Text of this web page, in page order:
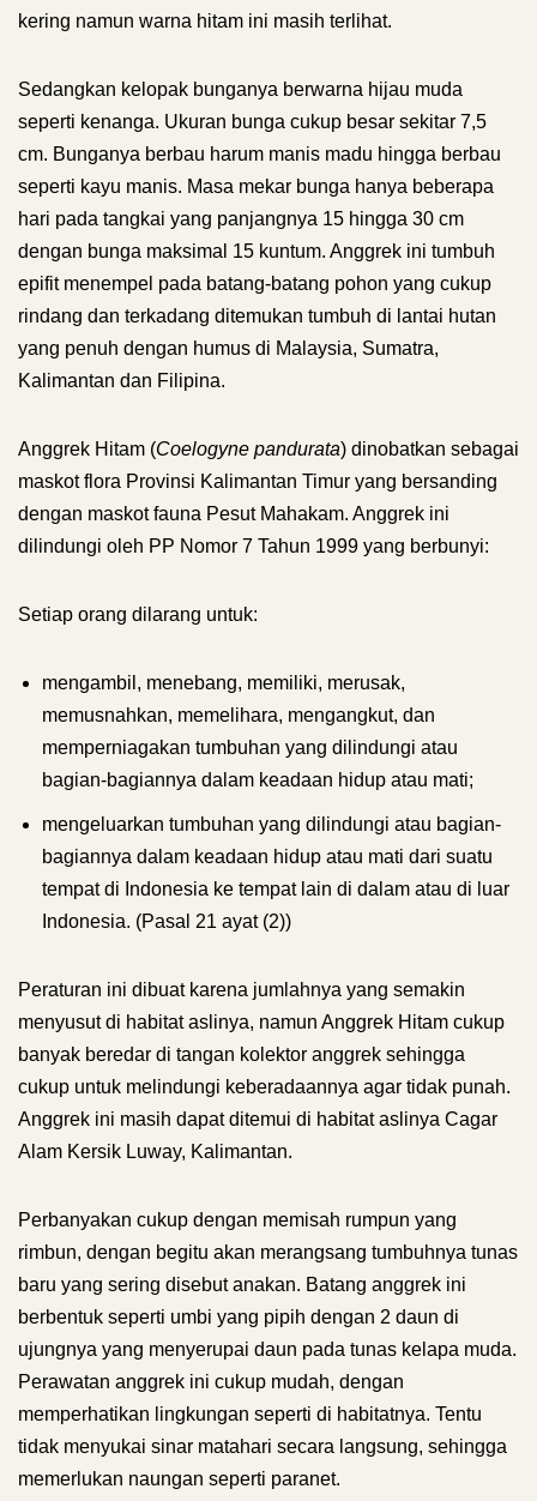
kering namun warna hitam ini masih terlihat.
Sedangkan kelopak bunganya berwarna hijau muda
seperti kenanga. Ukuran bunga cukup besar sekitar 7,5
cm. Bunganya berbau harum manis madu hingga berbau
seperti kayu manis. Masa mekar bunga hanya beberapa
hari pada tangkai yang panjangnya 15 hingga 30 cm
dengan bunga maksimal 15 kuntum. Anggrek ini tumbuh
epifit menempel pada batang-batang pohon yang cukup
rindang dan terkadang ditemukan tumbuh di lantai hutan
yang penuh dengan humus di Malaysia, Sumatra,
Kalimantan dan Filipina.
Anggrek Hitam (Coelogyne pandurata) dinobatkan sebagai
maskot flora Provinsi Kalimantan Timur yang bersanding
dengan maskot fauna Pesut Mahakam. Anggrek ini
dilindungi oleh PP Nomor 7 Tahun 1999 yang berbunyi:
Setiap orang dilarang untuk:
mengambil, menebang, memiliki, merusak,
memusnahkan, memelihara, mengangkut, dan
memperniagakan tumbuhan yang dilindungi atau
bagian-bagiannya dalam keadaan hidup atau mati;
mengeluarkan tumbuhan yang dilindungi atau bagian-
bagiannya dalam keadaan hidup atau mati dari suatu
tempat di Indonesia ke tempat lain di dalam atau di luar
Indonesia. (Pasal 21 ayat (2))
Peraturan ini dibuat karena jumlahnya yang semakin
menyusut di habitat aslinya, namun Anggrek Hitam cukup
banyak beredar di tangan kolektor anggrek sehingga
cukup untuk melindungi keberadaannya agar tidak punah.
Anggrek ini masih dapat ditemui di habitat aslinya Cagar
Alam Kersik Luway, Kalimantan.
Perbanyakan cukup dengan memisah rumpun yang
rimbun, dengan begitu akan merangsang tumbuhnya tunas
baru yang sering disebut anakan. Batang anggrek ini
berbentuk seperti umbi yang pipih dengan 2 daun di
ujungnya yang menyerupai daun pada tunas kelapa muda.
Perawatan anggrek ini cukup mudah, dengan
memperhatikan lingkungan seperti di habitatnya. Tentu
tidak menyukai sinar matahari secara langsung, sehingga
memerlukan naungan seperti paranet.